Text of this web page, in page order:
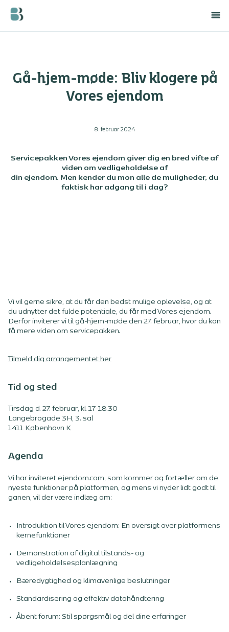
Gå-hjem-møde: Bliv klogere på
Vores ejendom
8. februar 2024
Servicepakken Vores ejendom giver dig en bred vifte af
viden om vedligeholdelse af
din ejendom. Men kender du mon alle de muligheder, du
faktisk har adgang til i dag?
Vi vil gerne sikre, at du får den bedst mulige oplevelse, og at
du udnytter det fulde potentiale, du får med Vores ejendom.
Derfor inviterer vi til gå-hjem-møde den 27. februar, hvor du kan
få mere viden om servicepakken.
Tilmeld dig arrangementet her
Tid og sted
Tirsdag d. 27. februar, kl. 17-18.30
Langebrogade 3H, 3. sal
1411 København K
Agenda
Vi har inviteret ejendom.com, som kommer og fortæller om de
nyeste funktioner på platformen, og mens vi nyder lidt godt til
ganen, vil der være indlæg om:
Introduktion til Vores ejendom: En oversigt over platformens
kernefunktioner
Demonstration af digital tilstands- og
vedligeholdelsesplanlægning
Bæredygtighed og klimavenlige beslutninger
Standardisering og effektiv datahåndtering
Åbent forum: Stil spørgsmål og del dine erfaringer